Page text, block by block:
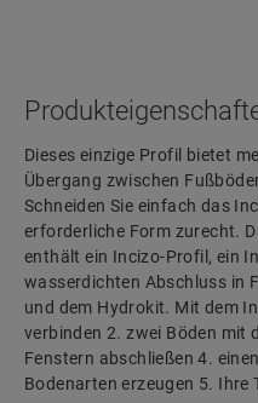
Dieses einzige Profil bietet
Übergang zwischen
Schneiden Sie einfach das
erforderliche Form zurecht.
enthält ein Incizo-Profil, ein
wasserdichten Abschluss in
und dem Hydrokit. Mit dem
verbinden 2. zwei Böden mit
Fenstern abschließen 4.
Bodenarten erzeugen 5. Ihre